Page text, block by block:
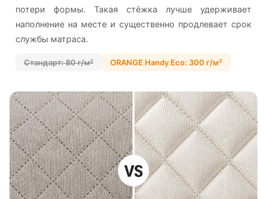
потери формы. Такая стёжка лучше удерживает
наполнение на месте и существенно продлевает срок
службы матраса.
Стандарт: 80 г/м² ORANGE Handy Eco: 300 г/м²